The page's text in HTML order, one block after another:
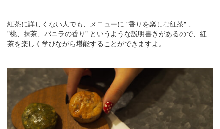
紅茶に詳しくない人でも、メニューに "香りを楽しむ紅茶" 、
"桃、抹茶、バニラの香り" というような説明書きがあるので、紅
茶を楽しく学びながら堪能することができますよ。